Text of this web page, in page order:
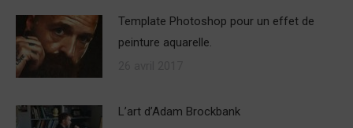
Template Photoshop pour un effet de
peinture aquarelle.
L’art d’Adam Brockbank